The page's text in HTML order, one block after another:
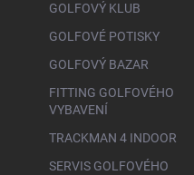
GOLFOVÝ KLUB
GOLFOVÉ POTISKY
GOLFOVÝ BAZAR
FITTING GOLFOVÉHO
VYBAVENÍ
TRACKMAN 4 INDOOR
SERVIS GOLFOVÉHO